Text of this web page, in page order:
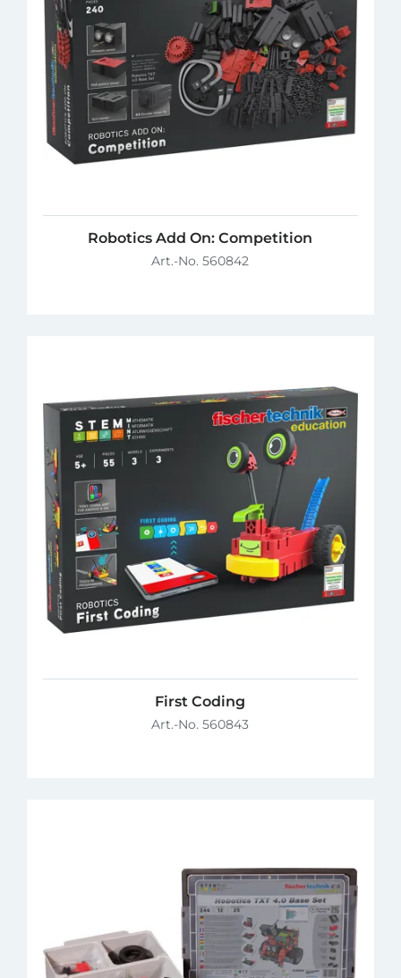
Robotics Add On: Competition
Art.-No. 560842
First Coding
Art.-No. 560843